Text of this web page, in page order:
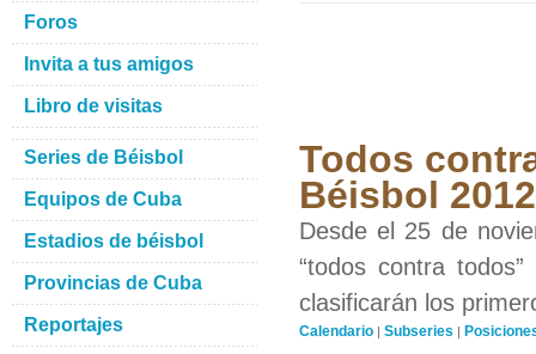
Todos
Béisbol
Desde el 25 de
“todos contra
clasificarán los
Calendario | Subseries |
Foros
Invita a tus amigos
Libro de visitas
Series de Béisbol
Equipos de Cuba
Estadios de béisbol
Provincias de Cuba
Reportajes